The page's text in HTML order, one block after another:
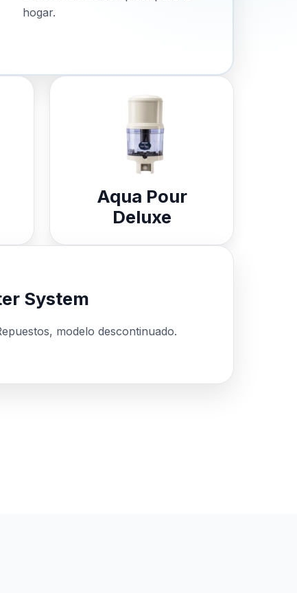
hogar.
Aqua Pour
Deluxe
System
modelo descontinuado.